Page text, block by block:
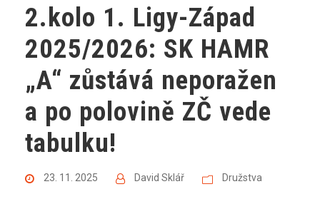
2.kolo 1. Ligy-Západ
2025/2026: SK HAMR
„A“ zůstává neporažen
a po polovině ZČ vede
tabulku!
23. 11. 2025 David Sklář Družstva